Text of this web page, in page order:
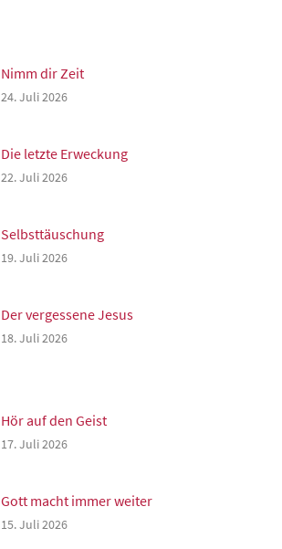
Nimm dir Zeit
24. Juli 2026
Die letzte Erweckung
22. Juli 2026
Selbsttäuschung
19. Juli 2026
Der vergessene Jesus
18. Juli 2026
Hör auf den Geist
17. Juli 2026
Gott macht immer weiter
15. Juli 2026